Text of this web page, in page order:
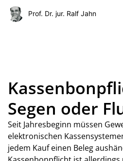
Prof. Dr. jur. Ralf Jahn
Segen oder
Seit Jahresbeginn müssen
elektronischen
jedem Kauf einen Beleg